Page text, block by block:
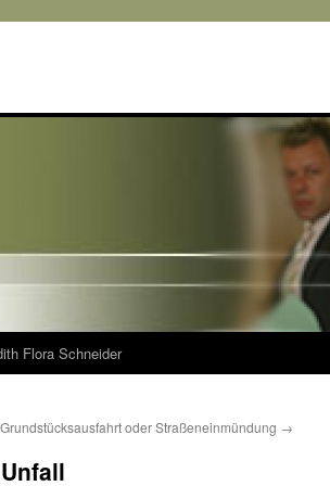
Flora Schneider
Grundstücksausfahrt oder Straßeneinmündung →